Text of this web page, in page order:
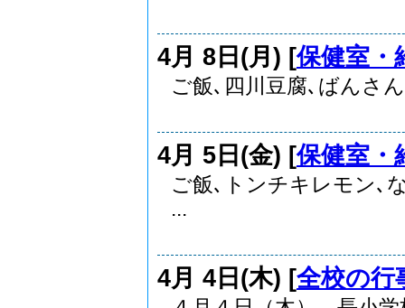
4月 8日(月) [保健室・
ご飯､四川豆腐､ばん
4月 5日(金) [保健室・
ご飯､トンチキレモン
...
4月 4日(木) [全校の行